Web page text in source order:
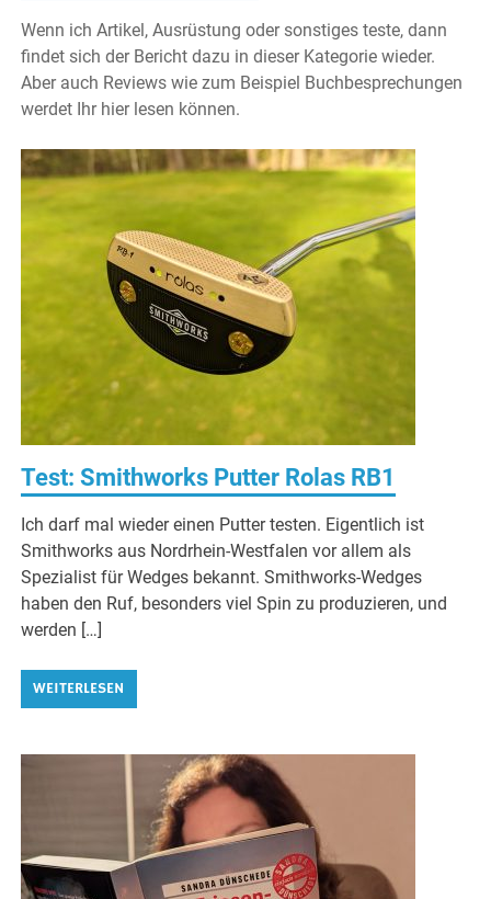
Wenn ich Artikel, Ausrüstung oder sonstiges teste, dann
findet sich der Bericht dazu in dieser Kategorie wieder.
Aber auch Reviews wie zum Beispiel Buchbesprechungen
werdet Ihr hier lesen können.
Test: Smithworks Putter Rolas RB1
Ich darf mal wieder einen Putter testen. Eigentlich ist
Smithworks aus Nordrhein-Westfalen vor allem als
Spezialist für Wedges bekannt. Smithworks-Wedges
haben den Ruf, besonders viel Spin zu produzieren, und
werden […]
WEITERLESEN